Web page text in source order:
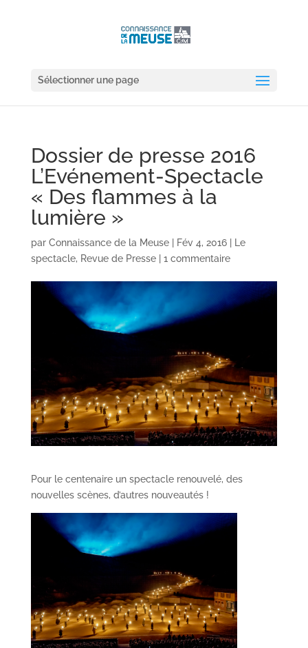
Sélectionner une page
Dossier de presse 2016
L’Evénement-Spectacle
« Des flammes à la
lumière »
par Connaissance de la Meuse| Fév 4, 2016|
Le
spectacle, Revue de Presse| 1 commentaire
Pour le centenaire un spectacle renouvelé, des
nouvelles scènes, d’autres nouveautés !